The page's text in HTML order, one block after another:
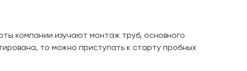
компании изучают монтаж труб, основного
то можно приступать к старту пробных